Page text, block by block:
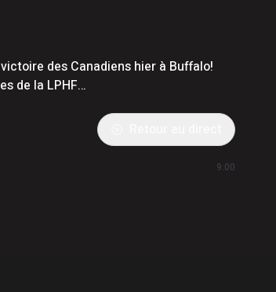
des Canadiens hier à Buffalo!
de la LPHF…
9:00